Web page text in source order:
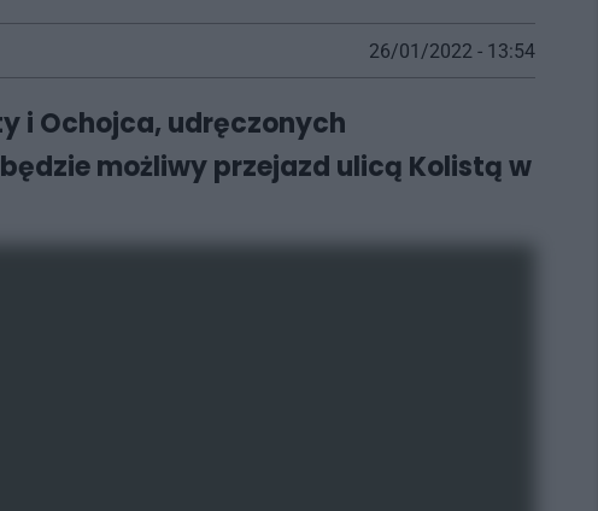
26/01/2022 - 13:54
i Ochojca, udręczonych
możliwy przejazd ulicą Kolistą w